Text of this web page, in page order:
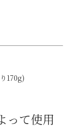
170g)
って使用